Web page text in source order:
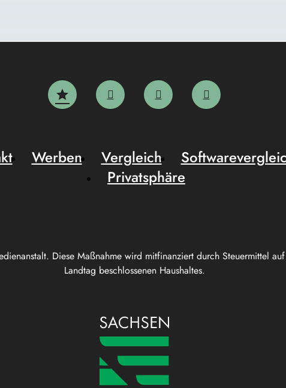
Diese Maßnahme wird mitfinanziert durch Steuermittel
Landtag beschlossenen Haushaltes.
Werben Vergleich
Privatsphäre